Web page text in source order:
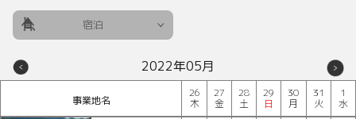
宿泊
2022年05月
事業地名
26
木
27
金
28
土
29
日
30
月
31
火
1
水